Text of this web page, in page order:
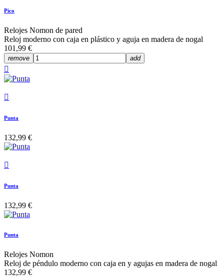
Pico
Relojes Nomon de pared
Reloj moderno con caja en plástico y aguja en madera de nogal
101,99 €
remove add


Punta
132,99 €

Punta
132,99 €
Punta
Relojes Nomon
Reloj de péndulo moderno con caja en y agujas en madera de nogal
132,99 €